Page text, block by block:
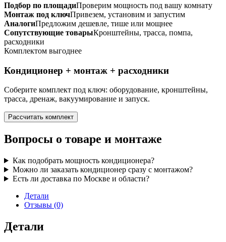
Подбор по площадиПроверим мощность под вашу комнату
Монтаж под ключПривезем, установим и запустим
АналогиПредложим дешевле, тише или мощнее
Сопутствующие товарыКронштейны, трасса, помпа,
расходники
Комплектом выгоднее
Кондиционер + монтаж + расходники
Соберите комплект под ключ: оборудование, кронштейны,
трасса, дренаж, вакуумирование и запуск.
Рассчитать комплект
Вопросы о товаре и монтаже
Как подобрать мощность кондиционера?
Можно ли заказать кондиционер сразу с монтажом?
Есть ли доставка по Москве и области?
Детали
Отзывы (0)
Детали